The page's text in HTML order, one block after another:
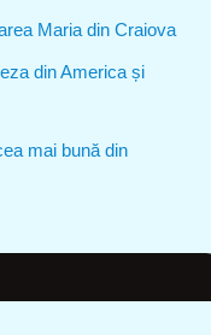
Maria din Craiova
din America și
mai bună din